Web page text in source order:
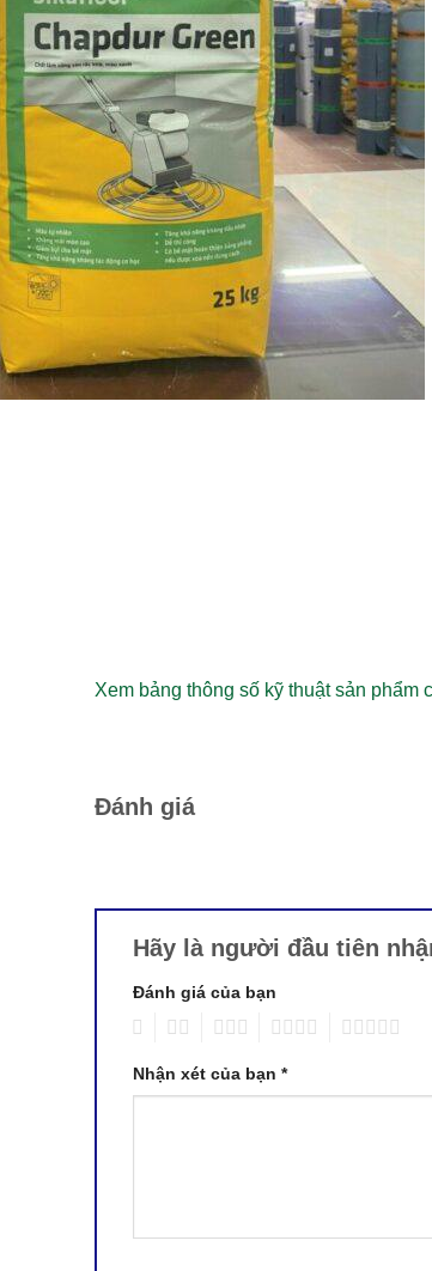
Xem bảng thông số kỹ thuật sản phẩm
Đánh giá
Hãy là người đầu tiên
Đánh giá của bạn
Nhận xét của bạn *